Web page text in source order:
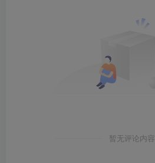
暂无评论内容